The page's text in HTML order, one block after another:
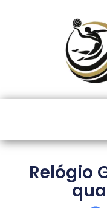
Relógio